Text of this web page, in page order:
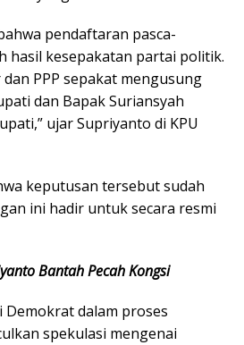
pendaftaran pasca-
hasil kesepakatan partai politik.
PPP sepakat mengusung
dan Bapak Suriansyah
ujar Supriyanto di KPU
keputusan tersebut sudah
ini hadir untuk secara resmi
Bantah Pecah Kongsi
dalam proses
spekulasi mengenai